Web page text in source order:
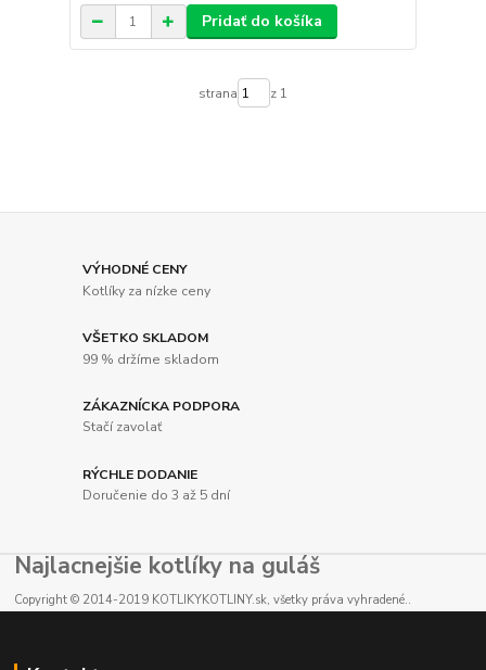
Pridať do košíka
strana z 1
VÝHODNÉ CENY
Kotlíky za nízke ceny
VŠETKO SKLADOM
99 % držíme skladom
ZÁKAZNÍCKA PODPORA
Stačí zavolať
RÝCHLE DODANIE
Doručenie do 3 až 5 dní
Najlacnejšie kotlíky na guláš
Copyright © 2014-2019 KOTLIKYKOTLINY.sk, všetky práva vyhradené..